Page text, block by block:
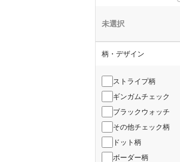
未選択
柄・デザイン
ストライプ柄
ギンガムチェック
ブラックウォッチ
その他チェック柄
ドット柄
ボーダー柄